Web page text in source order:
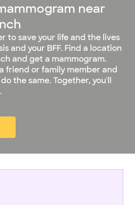
near
to save your life and the lives
and your BFF. Find a location
and get a mammogram.
friend or family member and
the same. Together, you'll